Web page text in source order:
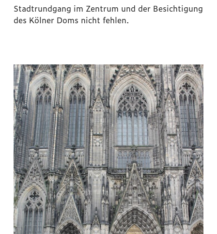
Stadtrundgang im Zentrum und der Besichtigung
des Kölner Doms nicht fehlen.